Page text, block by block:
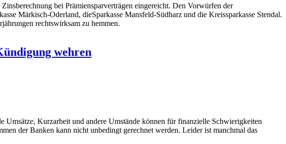
bei Prämiensparverträgen eingereicht. Den Vorwürfen der
Märkisch-Oderland, dieSparkasse Mansfeld-Südharz und die Kreissparkasse Stendal.
rechtswirksam zu hemmen.
wehren
Kurzarbeit und andere Umstände können für finanzielle Schwierigkeiten
der Banken kann nicht unbedingt gerechnet werden. Leider ist manchmal das